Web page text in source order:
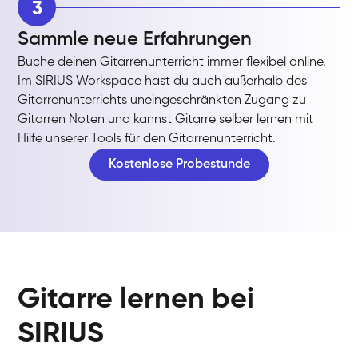
3
Sammle neue Erfahrungen
Buche deinen Gitarrenunterricht immer flexibel online.
Im SIRIUS Workspace hast du auch außerhalb des
Gitarrenunterrichts uneingeschränkten Zugang zu
Gitarren Noten und kannst Gitarre selber lernen mit
Hilfe unserer Tools für den Gitarrenunterricht.
Kostenlose Probestunde
Gitarre lernen bei
SIRIUS